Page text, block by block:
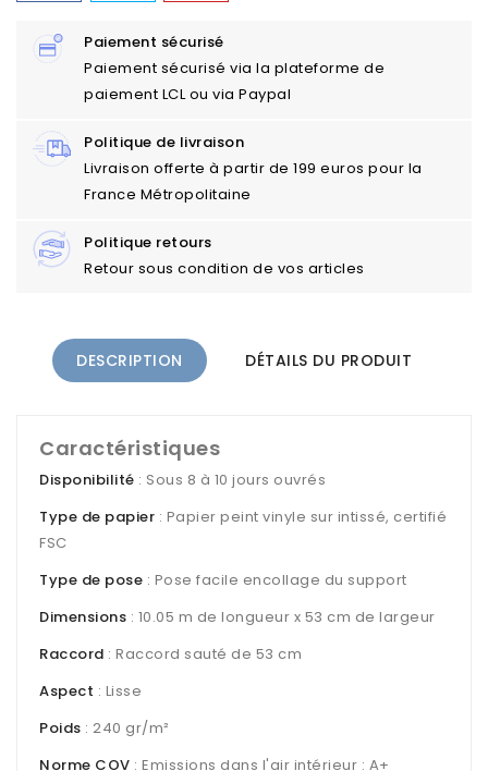
Paiement sécurisé
Paiement sécurisé via la plateforme de
paiement LCL ou via Paypal
Politique de livraison
Livraison offerte à partir de 199 euros pour la
France Métropolitaine
Politique retours
Retour sous condition de vos articles
DESCRIPTION DÉTAILS DU PRODUIT
Caractéristiques
Disponibilité : Sous 8 à 10 jours ouvrés
Type de papier : Papier peint vinyle sur intissé, certifié
FSC
Type de pose : Pose facile encollage du support
Dimensions : 10.05 m de longueur x 53 cm de largeur
Raccord : Raccord sauté de 53 cm
Aspect : Lisse
Poids : 240 gr/m²
Norme COV : Emissions dans l'air intérieur : A+